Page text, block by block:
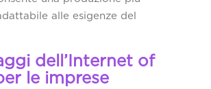
alle esigenze del
dell’Internet of
le imprese